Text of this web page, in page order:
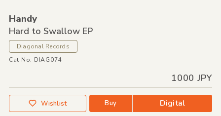
Handy
Hard to Swallow EP
Diagonal Records
Cat No: DIAG074
1000 JPY
Wishlist Buy Digital